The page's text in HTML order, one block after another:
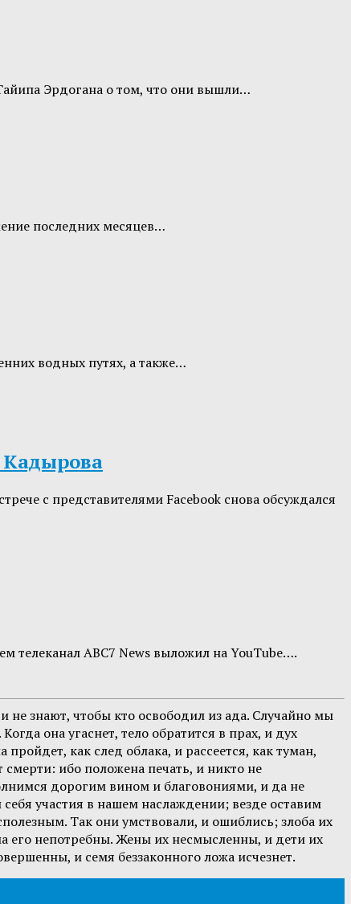
Эрдогана о том, что они вышли…
последних месяцев…
водных путях, а также…
Кадырова
с представителями Facebook снова обсуждался
телеканал ABC7 News выложил на YouTube….
не знают, чтобы кто освободил из ада. Случайно мы
она угаснет, тело обратится в прах, и дух
как след облака, и рассеется, как туман,
ибо положена печать, и никто не
дорогим вином и благовониями, и да не
участия в нашем наслаждении; везде оставим
Так они умствовали, и ошиблись; злоба их
его непотребны. Жены их несмысленны, и дети их
и семя беззаконного ложа исчезнет.